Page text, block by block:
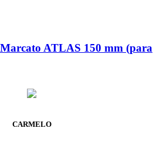
ATLAS 150 mm (para
CARMELO